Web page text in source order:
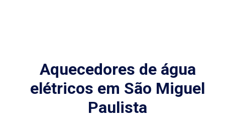
Aquecedores de água
elétricos em São Miguel
Paulista